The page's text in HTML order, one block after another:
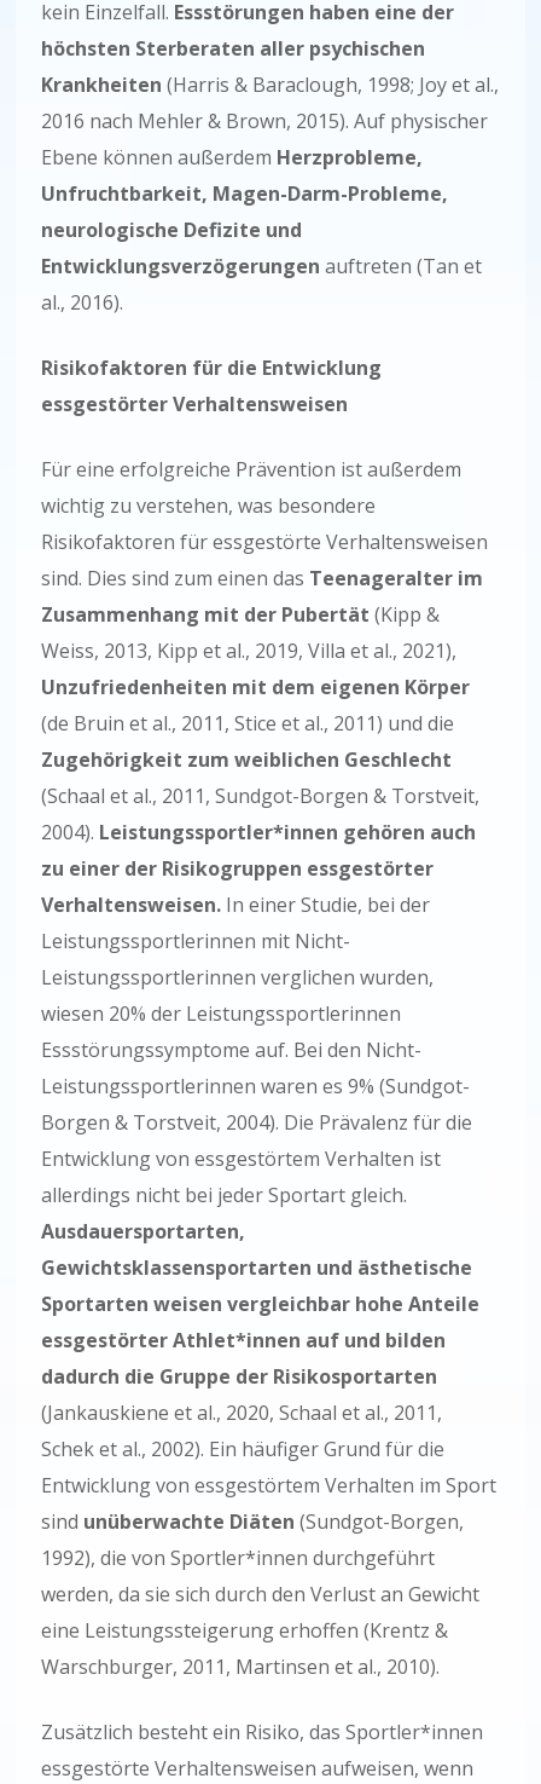
kein Einzelfall. Essstörungen haben eine der
höchsten Sterberaten aller psychischen
Krankheiten(Harris & Baraclough, 1998; Joy et al.,
2016 nach Mehler & Brown, 2015). Auf physischer
Ebene können außerdem Herzprobleme,
Unfruchtbarkeit, Magen-Darm-Probleme,
neurologische Defizite und
Entwicklungsverzögerungen auftreten (Tan et
al., 2016).
Risikofaktoren für die Entwicklung
essgestörter Verhaltensweisen
Für eine erfolgreiche Prävention ist außerdem
wichtig zu verstehen, was besondere
Risikofaktoren für essgestörte Verhaltensweisen
sind. Dies sind zum einen das Teenageralter im
Zusammenhang mit der Pubertät (Kipp &
Weiss, 2013, Kipp et al., 2019, Villa et al., 2021),
Unzufriedenheiten mit dem eigenen Körper
(de Bruin et al., 2011, Stice et al., 2011) und die
Zugehörigkeit zum weiblichen Geschlecht
(Schaal et al., 2011, Sundgot-Borgen & Torstveit,
2004). Leistungssportler*innen gehören auch
zu einer der Risikogruppen essgestörter
Verhaltensweisen. In einer Studie, bei der
Leistungssportlerinnen mit Nicht-
Leistungssportlerinnen verglichen wurden,
wiesen 20% der Leistungssportlerinnen
Essstörungssymptome auf. Bei den Nicht-
Leistungssportlerinnen waren es 9% (Sundgot-
Borgen & Torstveit, 2004). Die Prävalenz für die
Entwicklung von essgestörtem Verhalten ist
allerdings nicht bei jeder Sportart gleich.
Ausdauersportarten,
Gewichtsklassensportarten und ästhetische
Sportarten weisen vergleichbar hohe Anteile
essgestörter Athlet*innen auf und bilden
dadurch die Gruppe der Risikosportarten
(Jankauskiene et al., 2020, Schaal et al., 2011,
Schek et al., 2002). Ein häufiger Grund für die
Entwicklung von essgestörtem Verhalten im Sport
sind unüberwachte Diäten (Sundgot-Borgen,
1992), die von Sportler*innen durchgeführt
werden, da sie sich durch den Verlust an Gewicht
eine Leistungssteigerung erhoffen (Krentz &
Warschburger, 2011, Martinsen et al., 2010).
Zusätzlich besteht ein Risiko, das Sportler*innen
essgestörte Verhaltensweisen aufweisen, wenn